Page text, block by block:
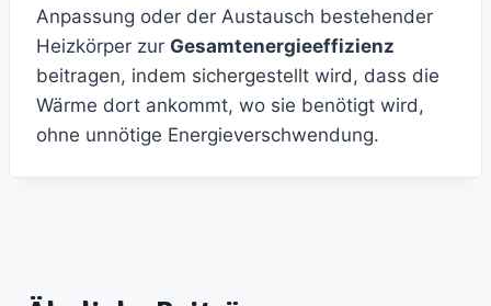
Anpassung oder der Austausch bestehender
Heizkörper zur Gesamtenergieeffizienz
beitragen, indem sichergestellt wird, dass die
Wärme dort ankommt, wo sie benötigt wird,
ohne unnötige Energieverschwendung.